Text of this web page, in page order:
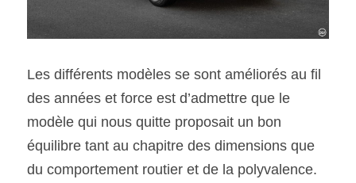
Les différents modèles se sont améliorés au fil
des années et force est d’admettre que le
modèle qui nous quitte proposait un bon
équilibre tant au chapitre des dimensions que
du comportement routier et de la polyvalence.